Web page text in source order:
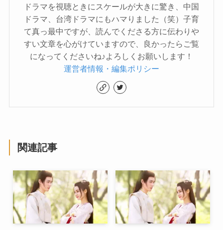
ドラマを視聴ときにスケールが大きに驚き、中国
ドラマ、台湾ドラマにもハマりました（笑）子育
て真っ最中ですが、読んでくださる方に伝わりや
すい文章を心がけていますので、良かったらご覧
になってくださいね♪よろしくお願いします！
運営者情報・編集ポリシー
関連記事